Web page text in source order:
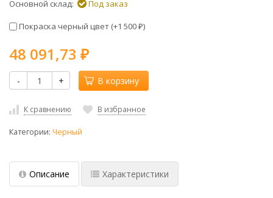
Основной склад: Под заказ
Покраска черный цвет (+1 500 ₽)
48 091,73 ₽
- + В корзину
К сравнению В избранное
Категории: Черный
Описание Характеристики